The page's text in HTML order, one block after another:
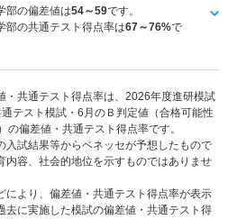
部の偏差値は54～59です。
部の共通テスト得点率は67～76%で
共通テスト得点率は、2026年度進研模試
テスト模試・6月のＢ判定値（合格可能性
の偏差値・共通テスト得点率です。
試結果等からベネッセが予想したもので
内容、社会的地位を示すものではありませ
より、偏差値・共通テスト得点率が表示
去に実施した模試の偏差値・共通テスト得